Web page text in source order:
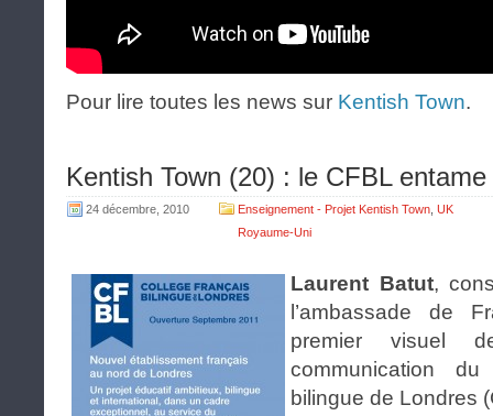
Pour lire toutes les news sur Kentish Town.
Kentish Town (20) : le CFBL
24 décembre, 2010 Enseignement - Projet Kentish Town UK
Royaume-Uni
Laurent Batut,
l’ambassade de
premier visuel
communication
bilingue de Londres